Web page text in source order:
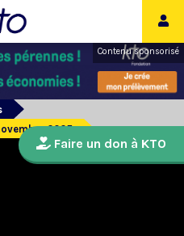
Contenu sponsorisé
2025
Faire un don à KTO